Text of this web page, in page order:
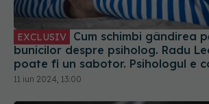
EXCLUSIV
bunicilor despre psiholog. Radu
poate fi un sabotor. Psihologul e
incapabil. E primul ce te ajută să-ți
11 iun 2024, 13:00